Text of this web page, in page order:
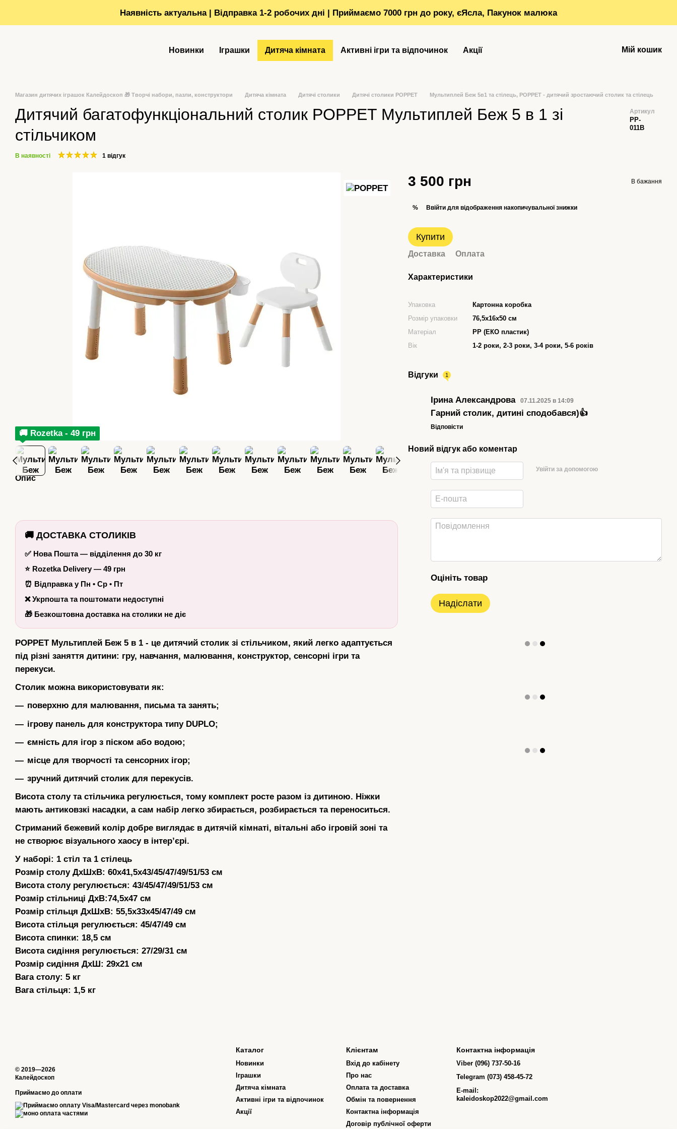
Наявність актуальна | Відправка 1-2 робочих дні | Приймаємо 7000 грн до року, єЯсла, Пакунок малюка
Новинки Іграшки Дитяча кімната Активні ігри та відпочинок Акції Мій кошик
Магазин дитячих іграшок Калейдоскоп 🎁 Творчі набори, пазли, конструктори Дитяча кімната Дитячі столики Дитячі столики POPPET Мультиплей Беж 5в1 та стілець, POPPET - дитячий зростаючий столик та стілець
Дитячий багатофункціональний столик POPPET Мультиплей Беж 5 в 1 зі
стільчиком
Артикул
PP-
011B
В наявності 1 відгук
🚚 Rozetka - 49 грн
Опис
🚚 ДОСТАВКА СТОЛИКІВ
✅ Нова Пошта — відділення до 30 кг
⭐ Rozetka Delivery — 49 грн
⏰ Відправка у Пн • Ср • Пт
❌ Укрпошта та поштомати недоступні
🎁 Безкоштовна доставка на столики не діє
POPPET Мультиплей Беж 5 в 1 - це дитячий столик зі стільчиком, який легко адаптується
під різні заняття дитини: гру, навчання, малювання, конструктор, сенсорні ігри та
перекуси.
Столик можна використовувати як:
поверхню для малювання, письма та занять;
ігрову панель для конструктора типу DUPLO;
ємність для ігор з піском або водою;
місце для творчості та сенсорних ігор;
зручний дитячий столик для перекусів.
Висота столу та стільчика регулюється, тому комплект росте разом із дитиною. Ніжки
мають антиковзкі насадки, а сам набір легко збирається, розбирається та переноситься.
Стриманий бежевий колір добре виглядає в дитячій кімнаті, вітальні або ігровій зоні та
не створює візуального хаосу в інтерʼєрі.
У наборі: 1 стіл та 1 стілець
Розмір столу ДхШхВ: 60х41,5х43/45/47/49/51/53 см
Висота столу регулюється: 43/45/47/49/51/53 см
Розмір стільниці ДхВ:74,5х47 см
Розмір стільця ДхШхВ: 55,5х33х45/47/49 см
Висота стільця регулюється: 45/47/49 см
Висота спинки: 18,5 см
Висота сидіння регулюється: 27/29/31 см
Розмір сидіння ДхШ: 29х21 см
Вага столу: 5 кг
Вага стільця: 1,5 кг
3 500 грн В бажання
% Ввійти для відображення накопичувальної знижки
Купити
Доставка Оплата
Характеристики
Упаковка
Картонна коробка
Розмір упаковки
76,5х16х50 см
Матеріал
PP (ЕКО пластик)
Вік
1-2 роки, 2-3 роки, 3-4 роки, 5-6 років
Відгуки 1
Ірина Александрова 07.11.2025 в 14:09
Гарний столик, дитині сподобався)👍
Відповісти
Новий відгук або коментар
Увійти за допомогою
Оцініть товар
Надіслати
© 2019—2026
Калейдоскоп
Приймаємо до оплати
Каталог
Новинки
Іграшки
Дитяча кімната
Активні ігри та відпочинок
Акції
Клієнтам
Вхід до кабінету
Про нас
Оплата та доставка
Обмін та повернення
Контактна інформація
Договір публічної оферти
Контактна інформація
Viber (096) 737-50-16
Telegram (073) 458-45-72
E-mail:
kaleidoskop2022@gmail.com